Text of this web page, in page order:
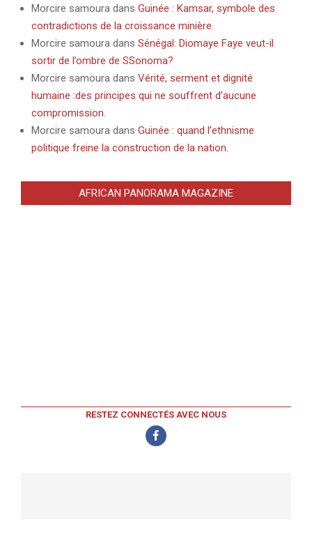
Morcire samoura dans Guinée : Kamsar, symbole des
contradictions de la croissance minière.
Morcire samoura dans Sénégal: Diomaye Faye veut-il
sortir de l’ombre de SSonoma?
Morcire samoura dans Vérité, serment et dignité
humaine :des principes qui ne souffrent d’aucune
compromission.
Morcire samoura dans Guinée : quand l’ethnisme
politique freine la construction de la nation.
AFRICAN PANORAMA MAGAZINE
RESTEZ CONNECTÉS AVEC NOUS